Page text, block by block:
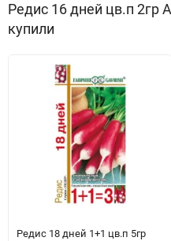
Редис 16 дней цв.п 2гр
купили
Редис 18 дней 1+1 цв.п 5гр